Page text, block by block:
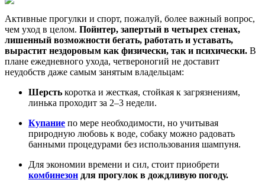
Активные прогулки и спорт, пожалуй, более важный вопрос,
чем уход в целом. Пойнтер, запертый в четырех стенах,
лишенный возможности бегать, работать и уставать,
вырастит нездоровым как физически, так и психически. В
плане ежедневного ухода, четвероногий не доставит
неудобств даже самым занятым владельцам:
Шерсть коротка и жесткая, стойкая к загрязнениям,
линька проходит за 2–3 недели.
Купание по мере необходимости, но учитывая
природную любовь к воде, собаку можно радовать
банными процедурами без использования шампуня.
Для экономии времени и сил, стоит приобрети
комбинезон для прогулок в дождливую погоду.